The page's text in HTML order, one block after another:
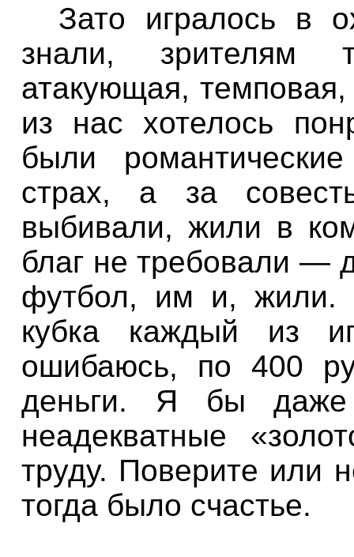
Зато игралось в
знали, зрителям
атакующая,
из нас хотелось
были
страх, а за
выбивали, жили в
благ не требовали —
футбол, им и, жили.
кубка каждый из
ошибаюсь, по 400
деньги. Я бы даже
неадекватные
труду. Поверите или н
тогда было счастье.